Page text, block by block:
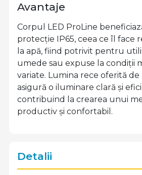
Avantaje
Corpul LED ProLine
protecție IP65, ceea ce îl face
la apă, fiind potrivit pentru
umede sau expuse la condiții
variate. Lumina rece oferită de
asigură o iluminare clară și
contribuind la crearea unui
productiv și confortabil.
Detalii